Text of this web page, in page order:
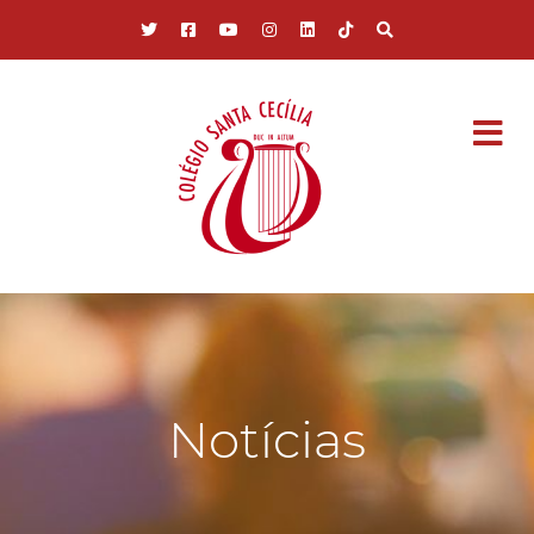
Notícias